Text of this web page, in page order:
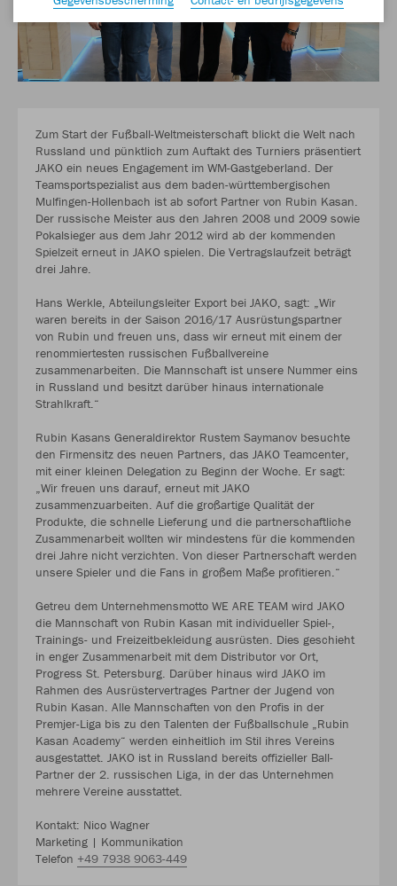
Zum Start der Fußball-Weltmeisterschaft blickt die Welt nach
Russland und pünktlich zum Auftakt des Turniers präsentiert
JAKO ein neues Engagement im WM-Gastgeberland. Der
Teamsportspezialist aus dem baden-württembergischen
Mulfingen-Hollenbach ist ab sofort Partner von Rubin Kasan.
Der russische Meister aus den Jahren 2008 und 2009 sowie
Pokalsieger aus dem Jahr 2012 wird ab der kommenden
Spielzeit erneut in JAKO spielen. Die Vertragslaufzeit beträgt
drei Jahre.
Hans Werkle, Abteilungsleiter Export bei JAKO, sagt: „Wir
waren bereits in der Saison 2016/17 Ausrüstungspartner
von Rubin und freuen uns, dass wir erneut mit einem der
renommiertesten russischen Fußballvereine
zusammenarbeiten. Die Mannschaft ist unsere Nummer eins
in Russland und besitzt darüber hinaus internationale
Strahlkraft.“
Rubin Kasans Generaldirektor Rustem Saymanov besuchte
den Firmensitz des neuen Partners, das JAKO Teamcenter,
mit einer kleinen Delegation zu Beginn der Woche. Er sagt:
„Wir freuen uns darauf, erneut mit JAKO
zusammenzuarbeiten. Auf die großartige Qualität der
Produkte, die schnelle Lieferung und die partnerschaftliche
Zusammenarbeit wollten wir mindestens für die kommenden
drei Jahre nicht verzichten. Von dieser Partnerschaft werden
unsere Spieler und die Fans in großem Maße profitieren.“
Getreu dem Unternehmensmotto WE ARE TEAM wird JAKO
die Mannschaft von Rubin Kasan mit individueller Spiel-,
Trainings- und Freizeitbekleidung ausrüsten. Dies geschieht
in enger Zusammenarbeit mit dem Distributor vor Ort,
Progress St. Petersburg. Darüber hinaus wird JAKO im
Rahmen des Ausrüstervertrages Partner der Jugend von
Rubin Kasan. Alle Mannschaften von den Profis in der
Premjer-Liga bis zu den Talenten der Fußballschule „Rubin
Kasan Academy“ werden einheitlich im Stil ihres Vereins
ausgestattet. JAKO ist in Russland bereits offizieller Ball-
Partner der 2. russischen Liga, in der das Unternehmen
mehrere Vereine ausstattet.
Kontakt: Nico Wagner
Marketing | Kommunikation
Telefon +49 7938 9063-449